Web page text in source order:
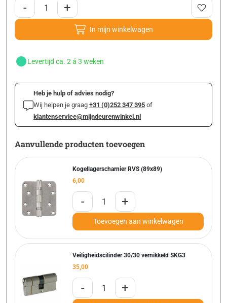
- +
In mijn winkelwagen
Levertijd ca. 2 á 3 weken
Heb je hulp of advies nodig?
Wij helpen je graag +31 (0)252 347 395 of
klantenservice@mijndeurenwinkel.nl
Aanvullende producten toevoegen
Kogellagerscharnier RVS (89x89)
6,00
- +
Toevoegen aan winkelwagen
Veiligheidscilinder 30/30 vernikkeld SKG3
35,00
- +